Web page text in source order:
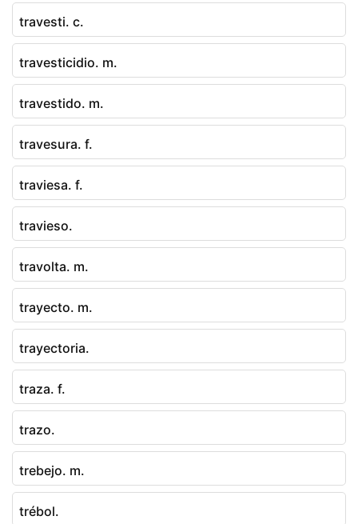
travesti. c.
travesticidio. m.
travestido. m.
travesura. f.
traviesa. f.
travieso.
travolta. m.
trayecto. m.
trayectoria.
traza. f.
trazo.
trebejo. m.
trébol.